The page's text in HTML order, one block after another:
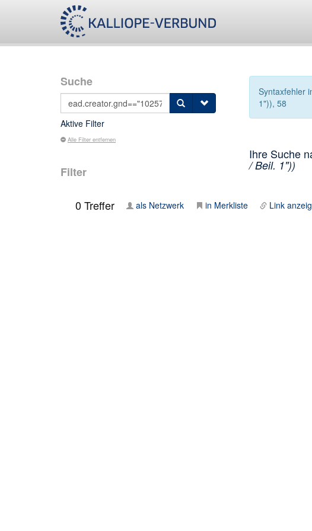
Suche
Aktive Filter
Alle Filter entfernen
Filter
Syntaxfehler
1")), 58
Ihre Suche
/ Beil. 1"))
0Treffer als Netzwerk in Merkliste Link